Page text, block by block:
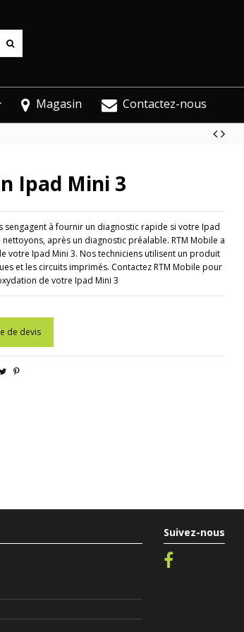
Magasin Contactez-nous
Ipad Mini 3
à fournir un diagnostic rapide si votre Ipad
après un diagnostic préalable. RTM Mobile a
votre Ipad Mini 3. Nos techniciens utilisent un produit
et les circuits imprimés. Contactez RTM Mobile pour
de votre Ipad Mini 3
de devis
Suivez-nous